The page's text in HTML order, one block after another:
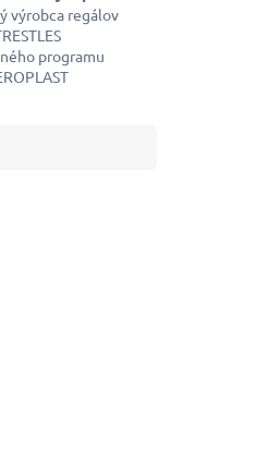
výrobca regálov
programu